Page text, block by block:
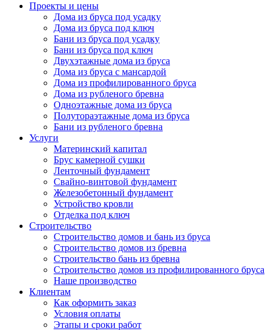
Проекты и цены
Дома из бруса под усадку
Дома из бруса под ключ
Бани из бруса под усадку
Бани из бруса под ключ
Двухэтажные дома из бруса
Дома из бруса с мансардой
Дома из профилированного бруса
Дома из рубленого бревна
Одноэтажные дома из бруса
Полутораэтажные дома из бруса
Бани из рубленого бревна
Услуги
Материнский капитал
Брус камерной сушки
Ленточный фундамент
Свайно-винтовой фундамент
Железобетонный фундамент
Устройство кровли
Отделка под ключ
Строительство
Строительство домов и бань из бруса
Строительство домов из бревна
Строительство бань из бревна
Строительство домов из профилированного бруса
Наше производство
Клиентам
Как оформить заказ
Условия оплаты
Этапы и сроки работ